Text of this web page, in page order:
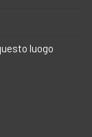
luogo